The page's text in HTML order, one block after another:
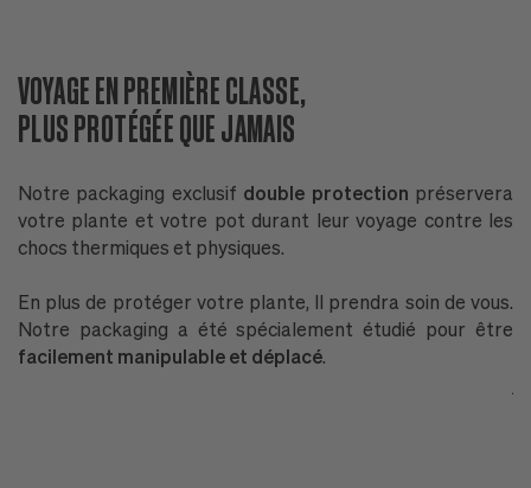
VOYAGE EN PREMIÈRE CLASSE,
PLUS PROTÉGÉE QUE JAMAIS
Notre packaging exclusif double protection préservera
votre plante et votre pot durant leur voyage contre les
chocs thermiques et physiques.
En plus de protéger votre plante, Il prendra soin de vous.
Notre packaging a été spécialement étudié pour être
facilement manipulable et déplacé.